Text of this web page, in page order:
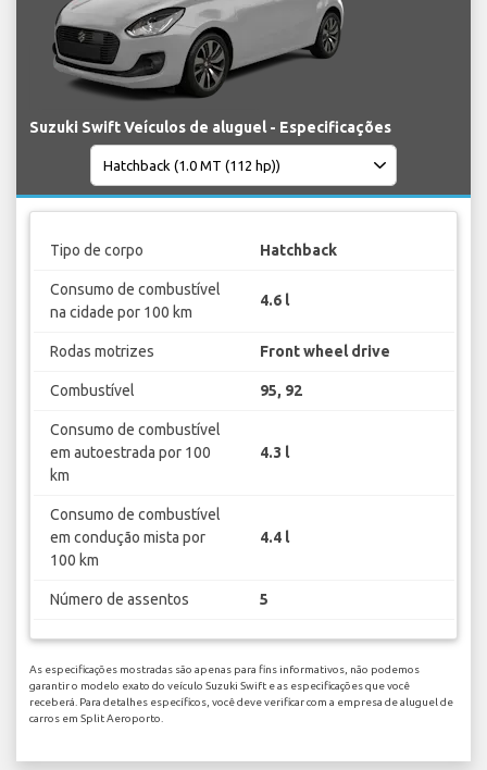
Suzuki Swift Veículos de aluguel - Especificações
Tipo de corpo Hatchback
Consumo de combustível
na cidade por 100 km
4.6 l
Rodas motrizes Front wheel drive
Combustível 95, 92
Consumo de combustível
em autoestrada por 100
km
4.3 l
Consumo de combustível
em condução mista por
100 km
4.4 l
Número de assentos 5
As especificações mostradas são apenas para fins informativos, não podemos
garantir o modelo exato do veículo Suzuki Swift e as especificações que você
receberá. Para detalhes específicos, você deve verificar com a empresa de aluguel de
carros em Split Aeroporto.